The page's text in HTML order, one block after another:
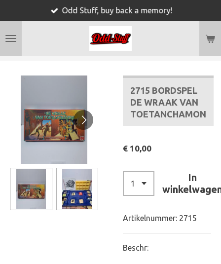
naar
Odd Stuff, buy back a memory!
2715 BORDSPEL
DE WRAAK VAN
TOETANCHAMON
€ 10,00
In
Artikelnummer: 2715
Beschr: